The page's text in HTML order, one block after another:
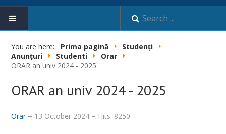
HOME
You are here: Prima pagină
Studenți
Anunțuri
Studenti
Orar
ORAR an univ 2024 - 2025
ORAR an univ 2024 - 2025
Orar 13 October 2024 Hits: 8250